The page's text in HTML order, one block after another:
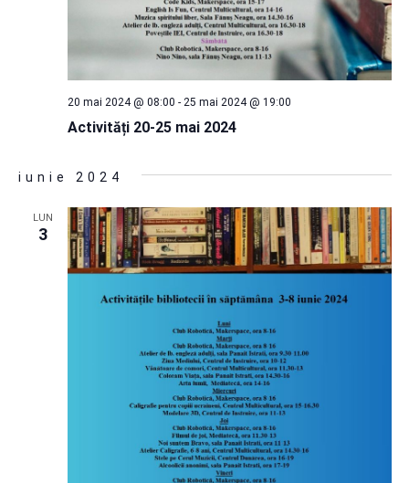
Activități 20-25 mai 2024
20 mai 2024 @ 08:00 - 25 mai 2024 @ 19:00
iunie 2024
LUN
3